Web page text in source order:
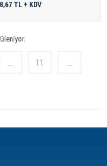
TL + KDV
... 11 ...